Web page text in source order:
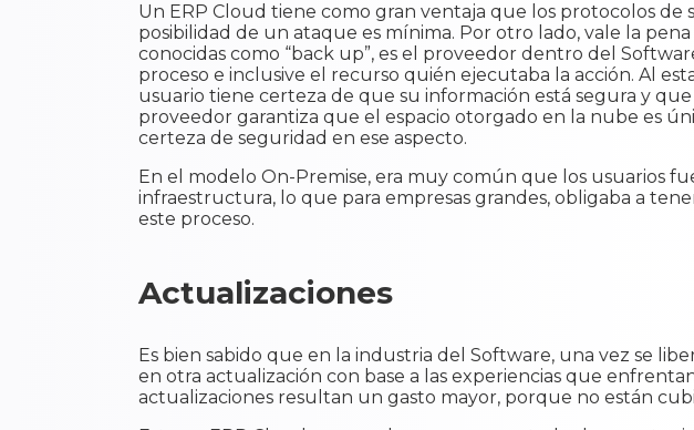
Un ERP Cloud tiene como gran ventaja que los protocolos
posibilidad de un ataque es mínima. Por otro lado, vale la
conocidas como “back up”, es el proveedor dentro del
proceso e inclusive el recurso quién ejecutaba la acción. Al
usuario tiene certeza de que su información está segura y
proveedor garantiza que el espacio otorgado en la nube es
certeza de seguridad en ese aspecto.
En el modelo On-Premise, era muy común que los usuarios
infraestructura, lo que para empresas grandes, obligaba a
este proceso.
Actualizaciones
Es bien sabido que en la industria del Software, una vez se
en otra actualización con base a las experiencias que
actualizaciones resultan un gasto mayor, porque no están